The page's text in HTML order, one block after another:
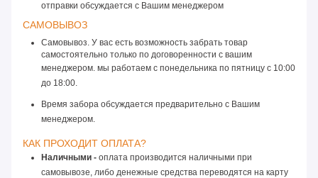
отправки обсуждается с Вашим менеджером
САМОВЫВОЗ
Самовывоз. У вас есть возможность забрать товар
самостоятельно только по договоренности с вашим
менеджером. мы работаем с понедельника по пятницу с 10:00
до 18:00.
Время забора обсуждается предварительно с Вашим
менеджером.
КАК ПРОХОДИТ ОПЛАТА?
Наличными - оплата производится наличными при
самовывозе, либо денежные средства переводятся на карту